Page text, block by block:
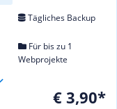
Tägliches Backup
Für bis zu 1
Webprojekte
€ 3,90*